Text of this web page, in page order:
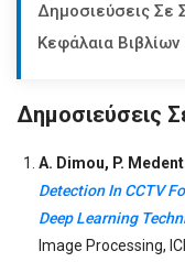
Δημοσιεύσεις Σε
Κεφάλαια Βιβλίων
Δημοσιεύσεις
A. Dimou, P.
Detection In CCTV
Deep Learning
Image Processing,